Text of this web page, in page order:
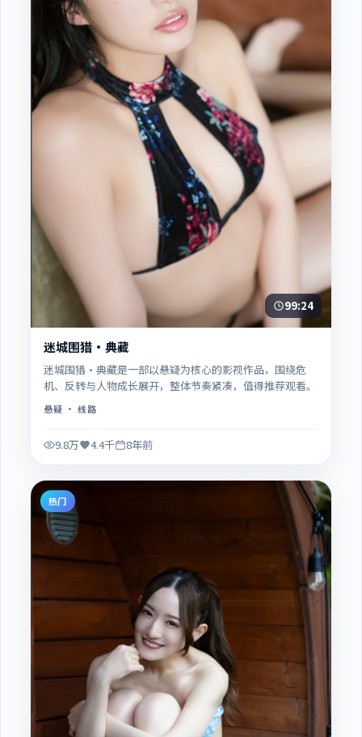
99:24
迷城围猎·典藏
迷城围猎·典藏是一部以悬疑为核心的影视作品，围绕危
机、反转与人物成长展开，整体节奏紧凑，值得推荐观看。
悬疑 · 线路
9.8万 4.4千 8年前
热门